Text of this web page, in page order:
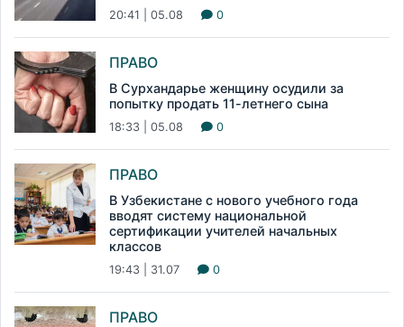
20:41 | 05.08 0
ПРАВО
В Сурхандарье женщину осудили за
попытку продать 11-летнего сына
18:33 | 05.08 0
ПРАВО
В Узбекистане с нового учебного года
вводят систему национальной
сертификации учителей начальных
классов
19:43 | 31.07 0
ПРАВО